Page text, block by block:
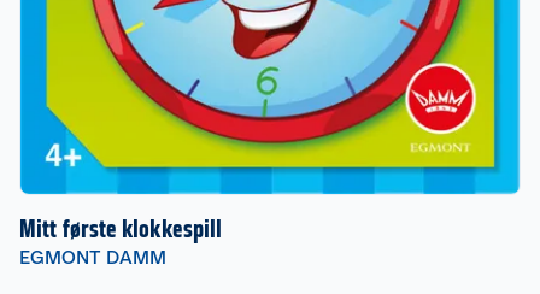
Mitt første klokkespill
EGMONT DAMM